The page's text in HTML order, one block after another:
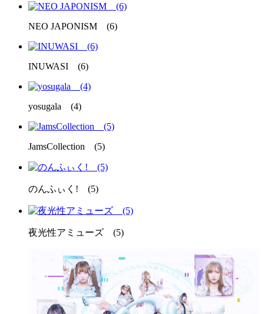
NEO JAPONISM (6)
INUWASI (6)
yosugala (4)
JamsCollection (5)
のんふぃく! (5)
夜光性アミューズ (5)